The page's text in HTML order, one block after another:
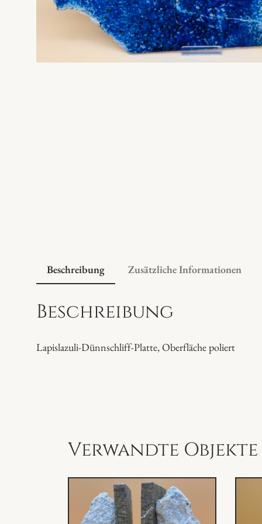
Beschreibung Zusätzliche Informationen
Beschreibung
Lapislazuli-Dünnschliff-Platte, Oberfläche poliert
Verwandte Objekte